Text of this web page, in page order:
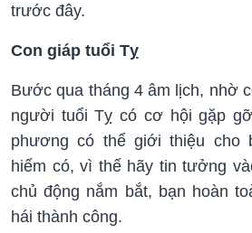
trước đây.
Con giáp tuổi Tỵ
Bước qua tháng 4 âm lịch, nhờ
người tuổi Tỵ có cơ hội gặp
phương có thể giới thiệu cho
hiếm có, vì thế hãy tin tưởng
chủ động nắm bắt, bạn hoàn
hái thành công.